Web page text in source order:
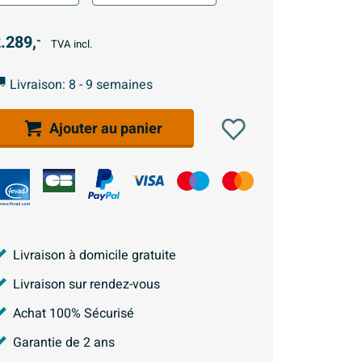
- TVA incl.
Livraison: 8 - 9 semaines
Ajouter au panier
Livraison à domicile gratuite
Livraison sur rendez-vous
Achat 100% Sécurisé
Garantie de 2 ans